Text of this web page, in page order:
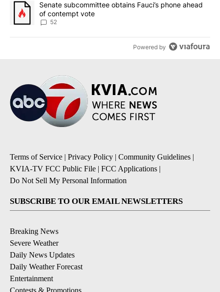
A trending article titled "Senate subcommittee obtains Fauci’s
Senate subcommittee obtains Fauci’s phone ahead
of contempt vote
52
Powered by
Terms of Service | Privacy Policy | Community Guidelines |
KVIA-TV FCC Public File | FCC Applications |
Do Not Sell My Personal Information
SUBSCRIBE TO OUR EMAIL NEWSLETTERS
Breaking News
Severe Weather
Daily News Updates
Daily Weather Forecast
Entertainment
Contests & Promotions